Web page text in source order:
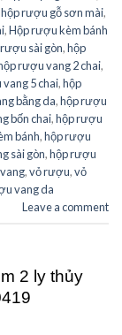
hộp rượu gỗ sơn mài,
,Hộp rượu kèm bánh
sài gòn,hộp
rượu vang 2 chai,
5 chai,hộp
bằng da,hộp rượu
bốn chai,hộp rượu
bánh,hộp rượu
sài gòn,hộp rượu
,vỏ rượu,vỏ
vang da
Leave a comment
2 ly thủy